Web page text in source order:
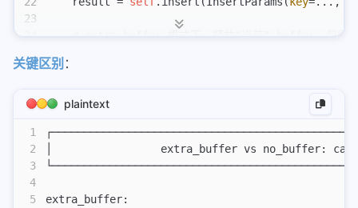
23
26
28
        req,
    )
关键区别 ：
plaintext
1
2
3
4
5
│                 extra_buffer vs no_buffer:
extra_buffer: